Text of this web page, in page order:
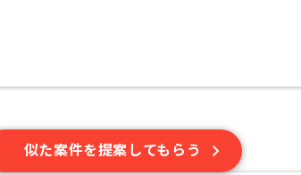
似た案件を提案してもらう